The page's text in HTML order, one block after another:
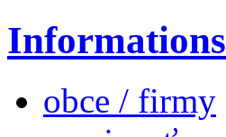
Informations
obce / firmy